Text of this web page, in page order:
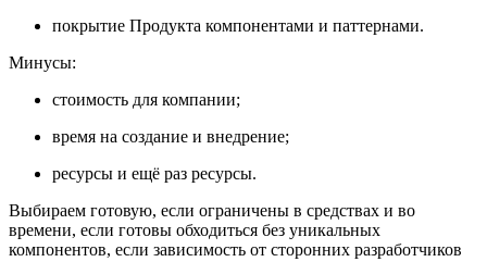
покрытие Продукта компонентами и паттернами.
Минусы:
стоимость для компании;
время на создание и внедрение;
ресурсы и ещё раз ресурсы.
Выбираем готовую, если ограничены в средствах и во
времени, если готовы обходиться без уникальных
компонентов, если зависимость от сторонних разработчиков